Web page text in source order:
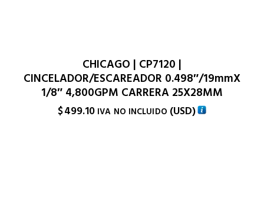
CHICAGO | CP7120 |
CINCELADOR/ESCAREADOR 0.498″/19mmX
1/8″ 4,800GPM CARRERA 25X28MM
$499.10 IVA NO INCLUIDO (USD)